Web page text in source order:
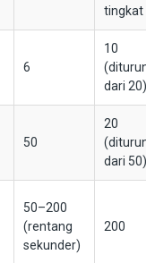
tingkat
6
10
dari 20)
50
20
dari 50)
50–200
(rentang
sekunder)
200